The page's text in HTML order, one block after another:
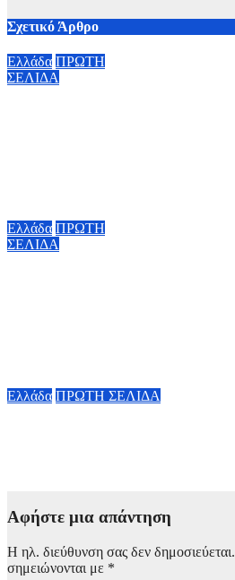
Σχετικό Άρθρο
Ελλάδα ΠΡΩΤΗ
ΣΕΛΙΔΑ
Ελλάδα ΠΡΩΤΗ
ΣΕΛΙΔΑ
Ελλάδα ΠΡΩΤΗ ΣΕΛΙΔΑ
Αφήστε μια απάντηση
Η ηλ. διεύθυνση σας δεν δημοσιεύεται.
σημειώνονται με *